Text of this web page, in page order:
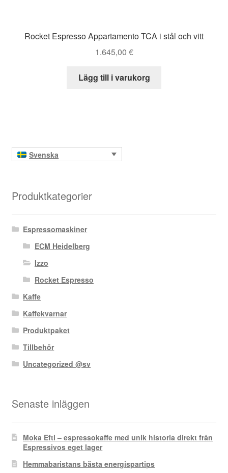
Rocket Espresso Appartamento TCA i stål och vitt
1.645,00 €
Lägg till i varukorg
Svenska
Produktkategorier
Espressomaskiner
ECM Heidelberg
Izzo
Rocket Espresso
Kaffe
Kaffekvarnar
Produktpaket
Tillbehör
Uncategorized @sv
Senaste inläggen
Moka Efti – espressokaffe med unik historia direkt från
Espressivos eget lager
Hemmabaristans bästa energispartips